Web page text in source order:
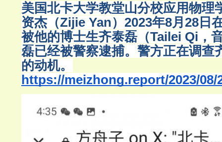
美国北卡大学教堂山分校应用物理
资杰（Zijie Yan）2023年8月28日
被他的博士生齐泰磊（Tailei Qi，
磊已经被警察逮捕。警方正在调查
的动机。
https://meizhong.report/2023/08/